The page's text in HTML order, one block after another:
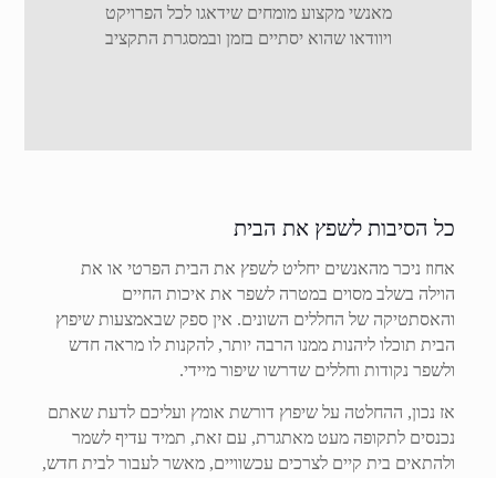
מאנשי מקצוע מומחים שידאגו לכל הפרויקט
ויוודאו שהוא יסתיים בזמן ובמסגרת התקציב
כל הסיבות לשפץ את הבית
אחוז ניכר מהאנשים יחליט לשפץ את הבית הפרטי או את
הוילה בשלב מסוים במטרה לשפר את איכות החיים
והאסתטיקה של החללים השונים. אין ספק שבאמצעות שיפוץ
הבית תוכלו ליהנות ממנו הרבה יותר, להקנות לו מראה חדש
ולשפר נקודות וחללים שדרשו שיפור מיידי.
אז נכון, ההחלטה על שיפוץ דורשת אומץ ועליכם לדעת שאתם
נכנסים לתקופה מעט מאתגרת, עם זאת, תמיד עדיף לשמר
ולהתאים בית קיים לצרכים עכשוויים, מאשר לעבור לבית חדש,